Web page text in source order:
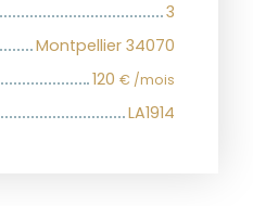
3
Montpellier 34070
120 € /mois
LA1914